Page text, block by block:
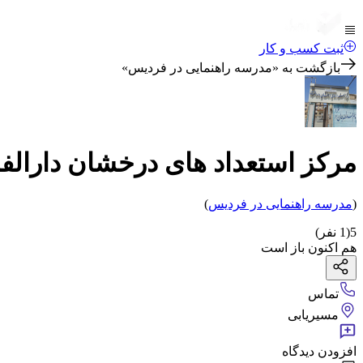
ثبت کسب و کار
بازگشت به «مدرسه راهنمایی در فردیس»
مرکز استعداد های درخشان
(مدرسه راهنمایی در فردیس)
5
(
1 نفر)
هم اکنون باز است
تماس
مسیریابی
افزودن دیدگاه